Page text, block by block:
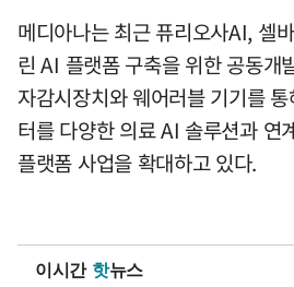
메디아나는 최근 퓨리오사AI, 셀
린 AI 플랫폼 구축을 위한 공동개
자감시장치와 웨어러블 기기를
터를 다양한 의료 AI 솔루션과 연
플랫폼 사업을 확대하고 있다.
이시간 핫뉴스